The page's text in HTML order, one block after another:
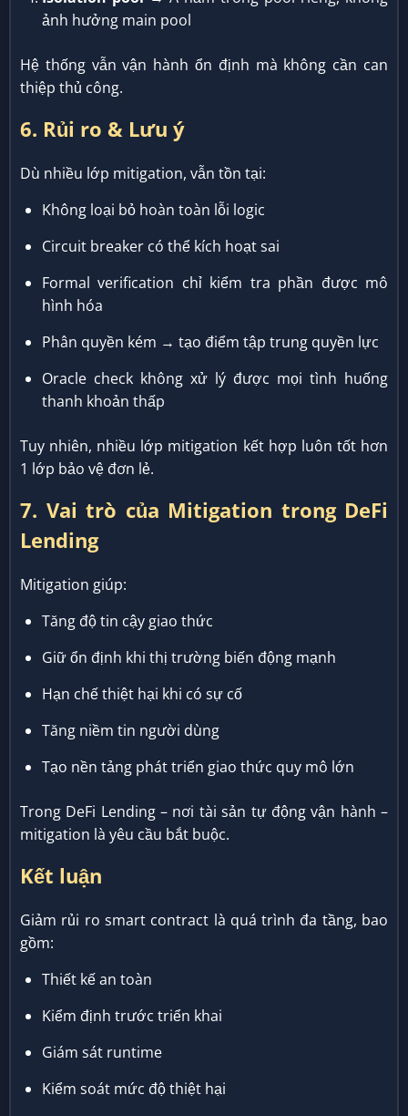
ảnh hưởng main pool
Hệ thống vẫn vận hành ổn định mà không cần can
thiệp thủ công.
6. Rủi ro & Lưu ý
Dù nhiều lớp mitigation, vẫn tồn tại:
Không loại bỏ hoàn toàn lỗi logic
Circuit breaker có thể kích hoạt sai
Formal verification chỉ kiểm tra phần được mô
hình hóa
Phân quyền kém → tạo điểm tập trung quyền lực
Oracle check không xử lý được mọi tình huống
thanh khoản thấp
Tuy nhiên, nhiều lớp mitigation kết hợp luôn tốt hơn
1 lớp bảo vệ đơn lẻ.
7. Vai trò của Mitigation trong DeFi
Lending
Mitigation giúp:
Tăng độ tin cậy giao thức
Giữ ổn định khi thị trường biến động mạnh
Hạn chế thiệt hại khi có sự cố
Tăng niềm tin người dùng
Tạo nền tảng phát triển giao thức quy mô lớn
Trong DeFi Lending – nơi tài sản tự động vận hành –
mitigation là yêu cầu bắt buộc.
Kết luận
Giảm rủi ro smart contract là quá trình đa tầng, bao
gồm:
Thiết kế an toàn
Kiểm định trước triển khai
Giám sát runtime
Kiểm soát mức độ thiệt hại